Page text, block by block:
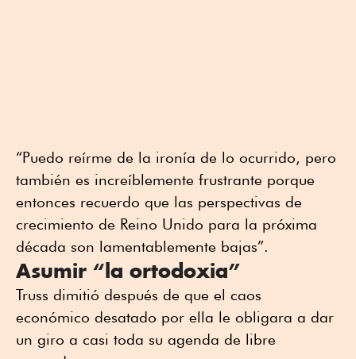
“Puedo reírme de la ironía de lo ocurrido, pero
también es increíblemente frustrante porque
entonces recuerdo que las perspectivas de
crecimiento de Reino Unido para la próxima
década son lamentablemente bajas”.
Asumir “la ortodoxia”
Truss dimitió después de que el caos
económico desatado por ella le obligara a dar
un giro a casi toda su agenda de libre